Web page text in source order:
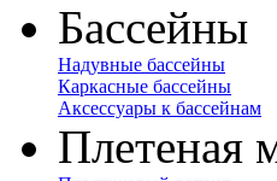
Бассейны
Надувные бассейны
Каркасные бассейны
Аксессуары к бассейнам
Плетеная